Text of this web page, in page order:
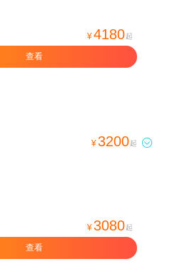
¥4180 起
查看
¥3200起 
¥3080 起
查看